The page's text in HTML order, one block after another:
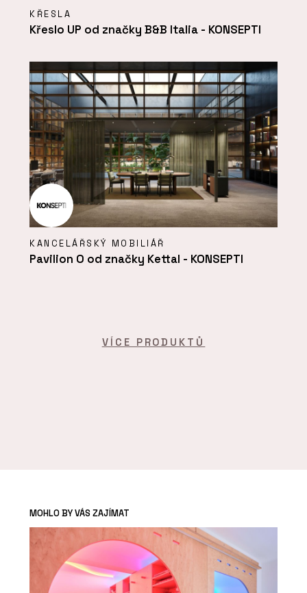
KŘESLA
Křeslo UP od značky B&B Italia - KONSEPTI
KANCELÁŘSKÝ MOBILIÁŘ
Pavilion O od značky Kettal - KONSEPTI
VÍCE PRODUKTŮ
MOHLO BY VÁS ZAJÍMAT